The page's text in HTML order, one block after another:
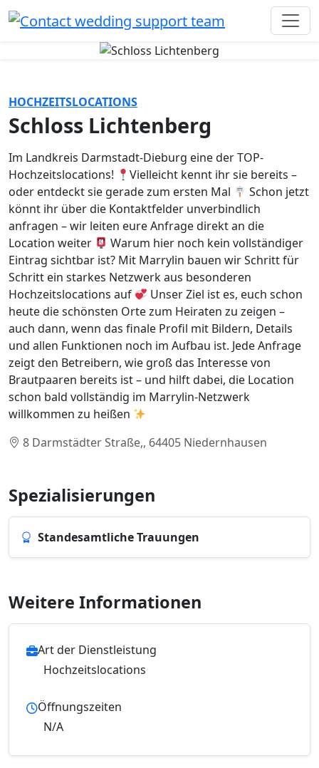
HOCHZEITSLOCATIONS
Schloss Lichtenberg
Im Landkreis Darmstadt-Dieburg eine der TOP-
Hochzeitslocations!
Vielleicht kennt ihr sie bereits –
oder entdeckt sie gerade zum ersten Mal
Schon jetzt
könnt ihr über die Kontaktfelder unverbindlich
anfragen – wir leiten eure Anfrage direkt an die
Location weiter
Warum hier noch kein vollständiger
Eintrag sichtbar ist? Mit Marrylin bauen wir Schritt für
Schritt ein starkes Netzwerk aus besonderen
Hochzeitslocations auf
Unser Ziel ist es, euch schon
heute die schönsten Orte zum Heiraten zu zeigen –
auch dann, wenn das finale Profil mit Bildern, Details
und allen Funktionen noch im Aufbau ist. Jede Anfrage
zeigt den Betreibern, wie groß das Interesse von
Brautpaaren bereits ist – und hilft dabei, die Location
schon bald vollständig im Marrylin-Netzwerk
willkommen zu heißen
8 Darmstädter Straße,, 64405 Niedernhausen
Spezialisierungen
Standesamtliche Trauungen
Weitere Informationen
Art der Dienstleistung
Hochzeitslocations
Öffnungszeiten
N/A